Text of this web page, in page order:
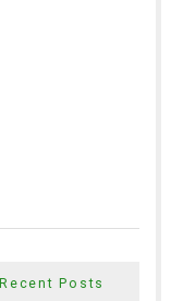
Recent Posts